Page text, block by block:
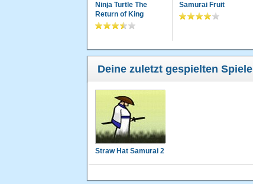
Ninja Turtle The
Return of King
Samurai Fruit
Deine zuletzt gespielten Spiele
Straw Hat Samurai 2